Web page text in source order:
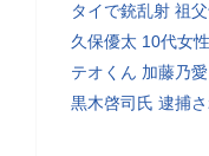
タイで銃乱射 祖
久保優太 10代女
テオくん 加藤乃
黒木啓司氏 逮捕